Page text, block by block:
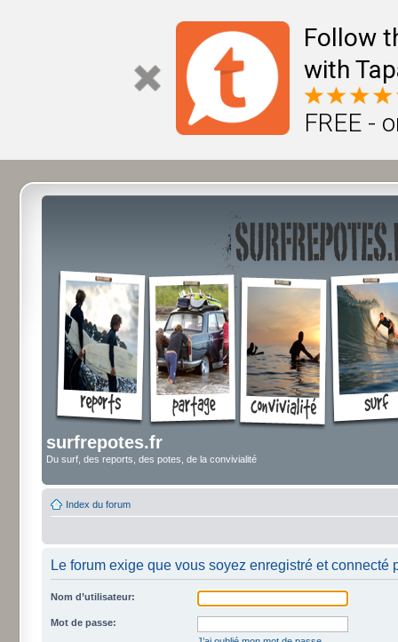
Follow
with
FREE -
surfrepotes.fr
Du surf, des reports, des potes, de la convivialité
Index du forum
Le forum exige que vous soyez enregistré et
Nom d’utilisateur:
Mot de passe: